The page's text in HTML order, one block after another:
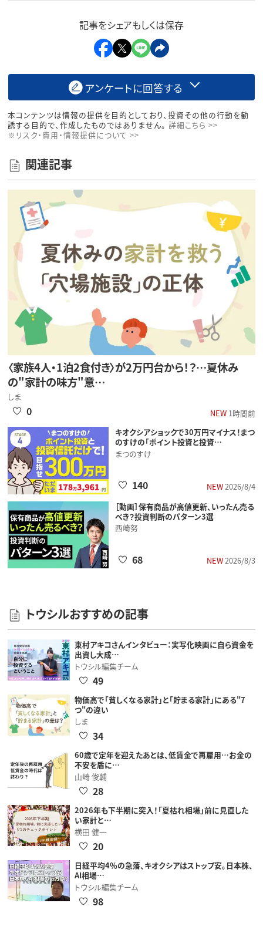
記事をシェアもしくは保存
アンケートに回答する
本コンテンツは情報の提供を目的としており、投資その他の行動を勧
誘する目的で、作成したものではありません。 詳細こちら >>
※リスク・費用・情報提供について >>
関連記事
〈家族4人・1泊2食付き〉が2万円台から！？…夏休み
の"家計の味方"意…
しま
NEW1時間前
0
キオクシアショックで30万円マイナス！まつ
のすけの「ポイント投資と投資…
まつのすけ
NEW2026/8/4
140
［動画］保有商品が高値更新、いったん売る
べき？投資判断のパターン3選
西崎努
NEW2026/8/3
68
トウシルおすすめの記事
東村アキコさんインタビュー：実写化映画に自ら資金を
出資し大成…
トウシル編集チーム
49
物価高で「貧しくなる家計」と「貯まる家計」にある"7
つ"の違い
しま
34
60歳で定年を迎えたあとは、低賃金で再雇用…お金の
不安を盾に…
山崎 俊輔
28
2026年も下半期に突入！「夏枯れ相場」前に見直した
い家計と…
横田 健一
20
日経平均4％の急落、キオクシアはストップ安。日本株、
AI相場…
トウシル編集チーム
98